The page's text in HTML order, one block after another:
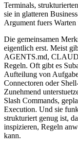
Terminals, strukturierten
sie in glatteren Business
Argument fuers Warten
Die gemeinsamen Merk
eigentlich erst. Meist gi
AGENTS.md, CLAUD
Regeln. Oft gibt es Sub
Aufteilung von Aufgab
Connectoren oder Shell
Zunehmend unterstuetz
Slash Commands, gepla
Execution. Und sie fun
strukturiert genug ist, da
inspizieren, Regeln anw
kann.